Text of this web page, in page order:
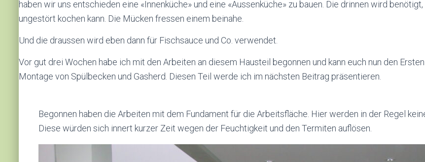
haben wir uns entschieden eine «Innenküche» und eine «Aussenküche» zu bauen. Die drinnen wird
ungestört kochen kann. Die Mücken fressen einem beinahe.
Und die draussen wird eben dann für Fischsauce und Co. verwendet.
Vor gut drei Wochen habe ich mit den Arbeiten an diesem Hausteil begonnen und kann euch nun den
Montage von Spülbecken und Gasherd. Diesen Teil werde ich im nächsten Beitrag präsentieren.
Begonnen haben die Arbeiten mit dem Fundament für die Arbeitsfläche. Hier werden in der Regel
Diese würden sich innert kurzer Zeit wegen der Feuchtigkeit und den Termiten auflösen.